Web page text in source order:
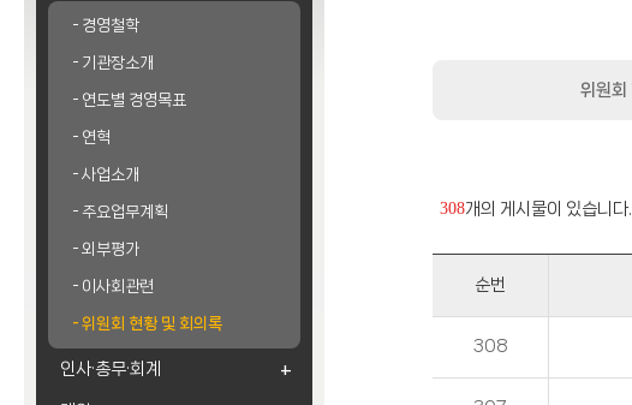
경영철학
기관장소개
연도별 경영목표
연혁
사업소개
주요업무계획
외부평가
이사회관련
위원회 현황 및 회의록
인사·총무·회계
위원회
308개의 게시물이 있습니다.
순번
308